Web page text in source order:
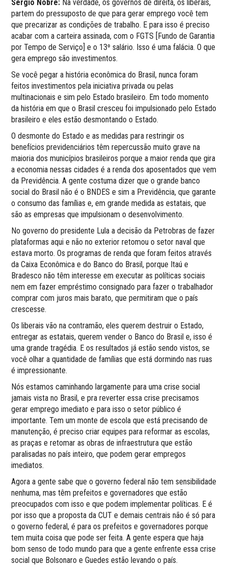
Sérgio Nobre: Na verdade, os governos de direita, os liberais,
partem do pressuposto de que para gerar emprego você tem
que precarizar as condições de trabalho. E para isso é preciso
acabar com a carteira assinada, com o FGTS [Fundo de Garantia
por Tempo de Serviço] e o 13º salário. Isso é uma falácia. O que
gera emprego são investimentos.
Se você pegar a história econômica do Brasil, nunca foram
feitos investimentos pela iniciativa privada ou pelas
multinacionais e sim pelo Estado brasileiro. Em todo momento
da história em que o Brasil cresceu foi impulsionado pelo Estado
brasileiro e eles estão desmontando o Estado.
O desmonte do Estado e as medidas para restringir os
benefícios previdenciários têm repercussão muito grave na
maioria dos municípios brasileiros porque a maior renda que gira
a economia nessas cidades é a renda dos aposentados que vem
da Previdência. A gente costuma dizer que o grande banco
social do Brasil não é o BNDES e sim a Previdência, que garante
o consumo das famílias e, em grande medida as estatais, que
são as empresas que impulsionam o desenvolvimento.
No governo do presidente Lula a decisão da Petrobras de fazer
plataformas aqui e não no exterior retomou o setor naval que
estava morto. Os programas de renda que foram feitos através
da Caixa Econômica e do Banco do Brasil, porque Itaú e
Bradesco não têm interesse em executar as políticas sociais
nem em fazer empréstimo consignado para fazer o trabalhador
comprar com juros mais barato, que permitiram que o país
crescesse.
Os liberais vão na contramão, eles querem destruir o Estado,
entregar as estatais, querem vender o Banco do Brasil e, isso é
uma grande tragédia. E os resultados já estão sendo vistos, se
você olhar a quantidade de famílias que está dormindo nas ruas
é impressionante.
Nós estamos caminhando largamente para uma crise social
jamais vista no Brasil, e pra reverter essa crise precisamos
gerar emprego imediato e para isso o setor público é
importante. Tem um monte de escola que está precisando de
manutenção, é preciso criar equipes para reformar as escolas,
as praças e retomar as obras de infraestrutura que estão
paralisadas no país inteiro, que podem gerar empregos
imediatos.
Agora a gente sabe que o governo federal não tem sensibilidade
nenhuma, mas têm prefeitos e governadores que estão
preocupados com isso e que podem implementar políticas. E é
por isso que a proposta da CUT e demais centrais não é só para
o governo federal, é para os prefeitos e governadores porque
tem muita coisa que pode ser feita. A gente espera que haja
bom senso de todo mundo para que a gente enfrente essa crise
social que Bolsonaro e Guedes estão levando o país.